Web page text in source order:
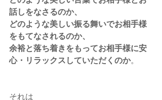
話しをなさるのか、
どのような美しい振る舞いでお相手様
をもてなされるのか、
余裕と落ち着きをもってお相手様に安
心・リラックスしていただくのか。
それは